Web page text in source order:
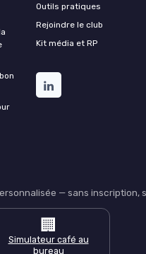
Outils pratiques
Rejoindre le club
Kit média et RP
— sans inscription,
🏢
Simulateur café au
bureau